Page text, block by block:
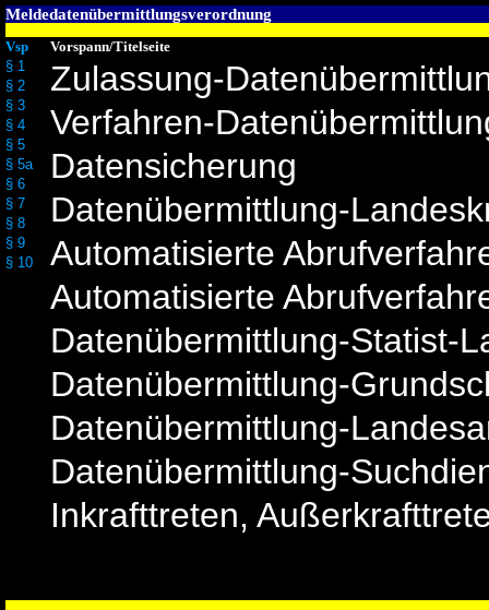
Meldedatenübermittlungsverordnung
Vsp
Vorspann/Titelseite
§ 1
§ 2
§ 3
§ 4
§ 5
§ 5a
§ 6
§ 7
§ 8
§ 9
§ 10
Zulassung-
Verfahren-
Datensicherung
Datenübermittlung-
Automatisierte
Automatisierte
Datenübermittlung-Statist-
Datenübermittlung-
Datenübermittlung-
Datenübermittlung-
Inkrafttreten,